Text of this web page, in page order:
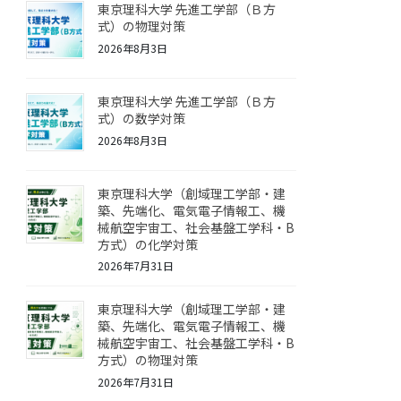
東京理科大学 先進工学部（Ｂ方
式）の物理対策
2026年8月3日
東京理科大学 先進工学部（Ｂ方
式）の数学対策
2026年8月3日
東京理科大学（創域理工学部・建
築、先端化、電気電子情報工、機
械航空宇宙工、社会基盤工学科・B
方式）の化学対策
2026年7月31日
東京理科大学（創域理工学部・建
築、先端化、電気電子情報工、機
械航空宇宙工、社会基盤工学科・B
方式）の物理対策
2026年7月31日